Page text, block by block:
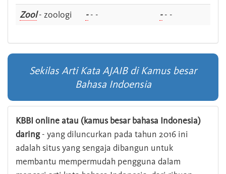
Zool- zoologi -- - -- -
Sekilas Arti Kata AJAIB di Kamus besar
Bahasa Indoensia
KBBI online atau (kamus besar bahasa Indonesia)
daring- yang diluncurkan pada tahun 2016 ini
adalah situs yang sengaja dibangun untuk
membantu mempermudah pengguna dalam